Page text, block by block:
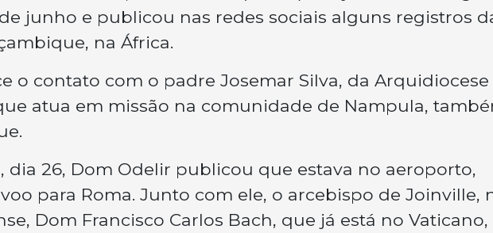
junho e publicou nas redes sociais alguns registros
na África.
o contato com o padre Josemar Silva, da Arquidiocese
atua em missão na comunidade de Nampula,
dia 26, Dom Odelir publicou que estava no aeroporto,
para Roma. Junto com ele, o arcebispo de Joinville,
Dom Francisco Carlos Bach, que já está no Vaticano,